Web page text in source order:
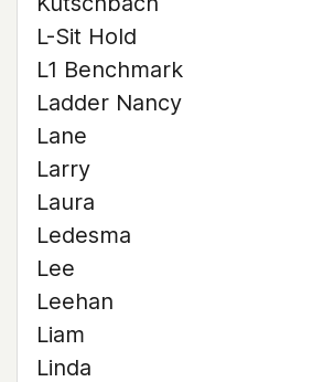
L-Sit Hold
L1 Benchmark
Ladder Nancy
Lane
Larry
Laura
Ledesma
Lee
Leehan
Liam
Linda